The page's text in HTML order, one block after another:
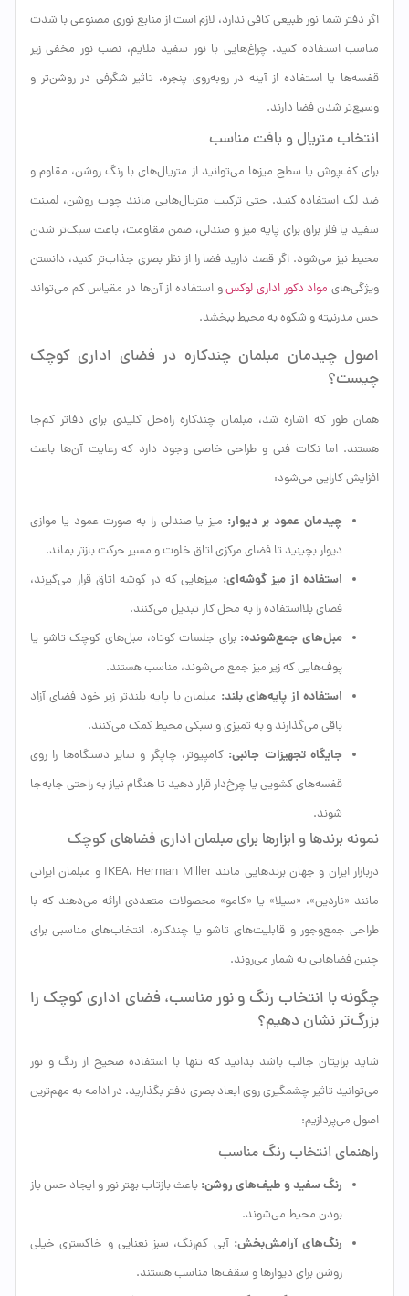
اگر دفتر شما نور طبیعی کافی ندارد، لازم است از منابع نوری مصنوعی با شدت
مناسب استفاده کنید. چراغ‌هایی با نور سفید ملایم، نصب نور مخفی زیر
قفسه‌ها یا استفاده از آینه در روبه‌روی پنجره، تاثیر شگرفی در روشن‌تر و
وسیع‌تر شدن فضا دارند.
انتخاب متریال و بافت مناسب
برای کف‌پوش یا سطح میزها می‌توانید از متریال‌های با رنگ روشن، مقاوم و
ضد لک استفاده کنید. حتی ترکیب متریال‌هایی مانند چوب روشن، لمینت
سفید یا فلز براق برای پایه میز و صندلی، ضمن مقاومت، باعث سبک‌تر شدن
محیط نیز می‌شود. اگر قصد دارید فضا را از نظر بصری جذاب‌تر کنید، دانستن
ویژگی‌های مواد دکور اداری لوکسو استفاده از آن‌ها در مقیاس کم می‌تواند
حس مدرنیته و شکوه به محیط ببخشد.
اصول چیدمان مبلمان چندکاره در فضای اداری کوچک
چیست؟
همان طور که اشاره شد، مبلمان چندکاره راه‌حل کلیدی برای دفاتر کم‌جا
هستند. اما نکات فنی و طراحی خاصی وجود دارد که رعایت آن‌ها باعث
افزایش کارایی می‌شود:
چیدمان عمود بر دیوار: میز یا صندلی را به صورت عمود یا موازی
دیوار بچینید تا فضای مرکزی اتاق خلوت و مسیر حرکت بازتر بماند.
استفاده از میز گوشه‌ای: میزهایی که در گوشه اتاق قرار می‌گیرند،
فضای بلااستفاده را به محل کار تبدیل می‌کنند.
مبل‌های جمع‌شونده: برای جلسات کوتاه، مبل‌های کوچک تاشو یا
پوف‌هایی که زیر میز جمع می‌شوند، مناسب هستند.
استفاده از پایه‌های بلند: مبلمان با پایه بلندتر زیر خود فضای آزاد
باقی می‌گذارند و به تمیزی و سبکی محیط کمک می‌کنند.
جایگاه تجهیزات جانبی: کامپیوتر، چاپگر و سایر دستگاه‌ها را روی
قفسه‌های کشویی یا چرخ‌دار قرار دهید تا هنگام نیاز به راحتی جابه‌جا
شوند.
نمونه برندها و ابزارها برای مبلمان اداری فضاهای کوچک
دربازار ایران و جهان برندهایی مانند IKEA، Herman Miller و مبلمان ایرانی
مانند «ناردین»، «سیلا» یا «کامو» محصولات متعددی ارائه می‌دهند که با
طراحی جمع‌وجور و قابلیت‌های تاشو یا چندکاره، انتخاب‌های مناسبی برای
چنین فضاهایی به شمار می‌روند.
چگونه با انتخاب رنگ و نور مناسب، فضای اداری کوچک را
بزرگ‌تر نشان دهیم؟
شاید برایتان جالب باشد بدانید که تنها با استفاده صحیح از رنگ و نور
می‌توانید تاثیر چشمگیری روی ابعاد بصری دفتر بگذارید. در ادامه به مهم‌ترین
اصول می‌پردازیم:
راهنمای انتخاب رنگ مناسب
رنگ سفید و طیف‌های روشن: باعث بازتاب بهتر نور و ایجاد حس باز
بودن محیط می‌شوند.
رنگ‌های آرامش‌بخش: آبی کم‌رنگ، سبز نعنایی و خاکستری خیلی
روشن برای دیوارها و سقف‌ها مناسب هستند.